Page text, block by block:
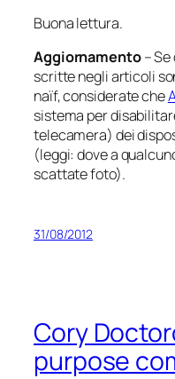
Buona lettura.
Aggiornamento– Se
scritte negli articoli
naïf, considerate che
sistema per
telecamera) dei
(leggi: dove a
scattate foto).
31/08/2012
Cory
purpose